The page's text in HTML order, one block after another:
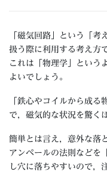
「磁気回路」という「考
扱う際に利用する考え方
これは「物理学」という
よいでしょう。
「鉄心やコイルから成る
で，磁気的な状況を驚く
簡単とは言え，意外な落
アンペールの法則などを
し穴に落ちやすいので，